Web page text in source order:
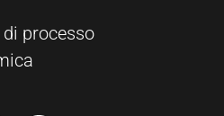
processo